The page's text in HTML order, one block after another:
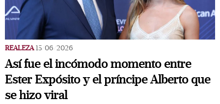
REALEZA 15/06/2026
Así fue el incómodo momento entre
Ester Expósito y el príncipe Alberto que
se hizo viral